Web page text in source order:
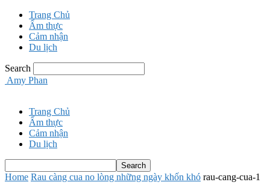
Trang Chủ
Ẩm thực
Cảm nhận
Du lịch
Search
Amy Phan
Trang Chủ
Ẩm thực
Cảm nhận
Du lịch
Home Rau càng cua no lòng những ngày khốn khó rau-cang-cua-1